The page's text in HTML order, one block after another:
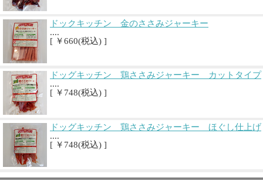
ドックキッチン 金のささみジャーキー
....
[ ￥660(税込) ]
ドッグキッチン 鶏ささみジャーキー カットタイプ
....
[ ￥748(税込) ]
ドッグキッチン 鶏ささみジャーキー ほぐし仕上げ
....
[ ￥748(税込) ]